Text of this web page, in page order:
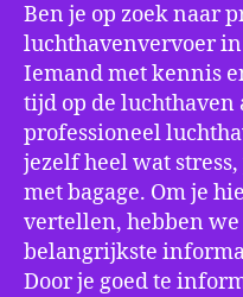
Ben je op zoek naar
luchthavenvervoer in
Iemand met kennis
tijd op de luchthaven
professioneel
jezelf heel wat
met bagage. Om je
vertellen, hebben
belangrijkste
Door je goed te